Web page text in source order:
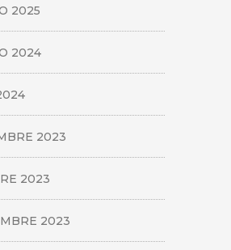
2025
2024
2023
2023
2023